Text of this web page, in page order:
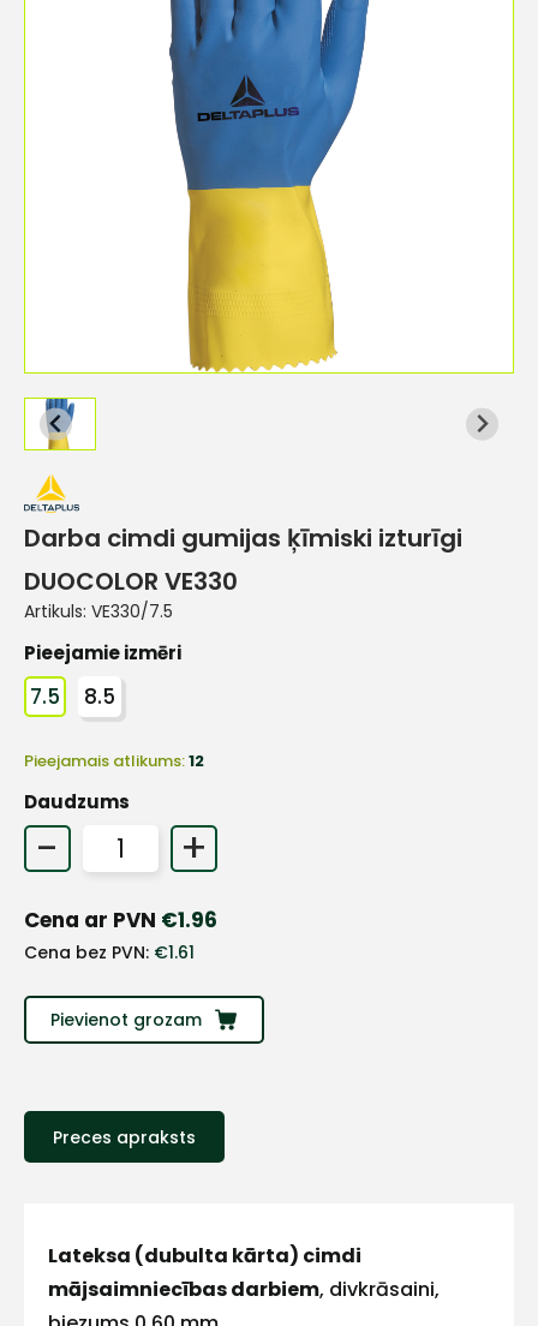
Darba cimdi gumijas ķīmiski izturīgi
DUOCOLOR VE330
Artikuls: VE330/7.5
Pieejamie izmēri
7.5 8.5
Pieejamais atlikums:12
Daudzums
- +
Cena ar PVN €1.96
Cena bez PVN: €1.61
Pievienot grozam
Preces apraksts
Lateksa (dubulta kārta) cimdi
mājsaimniecības darbiem, divkrāsaini,
+